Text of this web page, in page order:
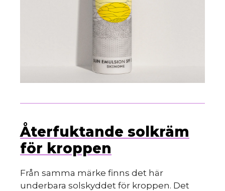
Återfuktande solkräm
för kroppen
Från samma märke finns det här
underbara solskyddet för kroppen. Det